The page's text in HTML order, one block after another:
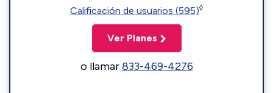
Calificación de usuarios (595)◊
Ver Planes
o llamar833-469-4276